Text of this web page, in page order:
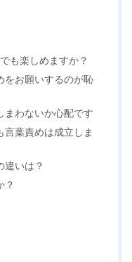
も楽しめますか？
をお願いするのが恥
まわないか心配です
言葉責めは成立しま
違いは？
？